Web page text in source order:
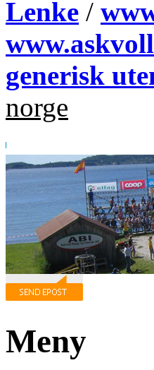
Lenke /
generisk
norge
Meny